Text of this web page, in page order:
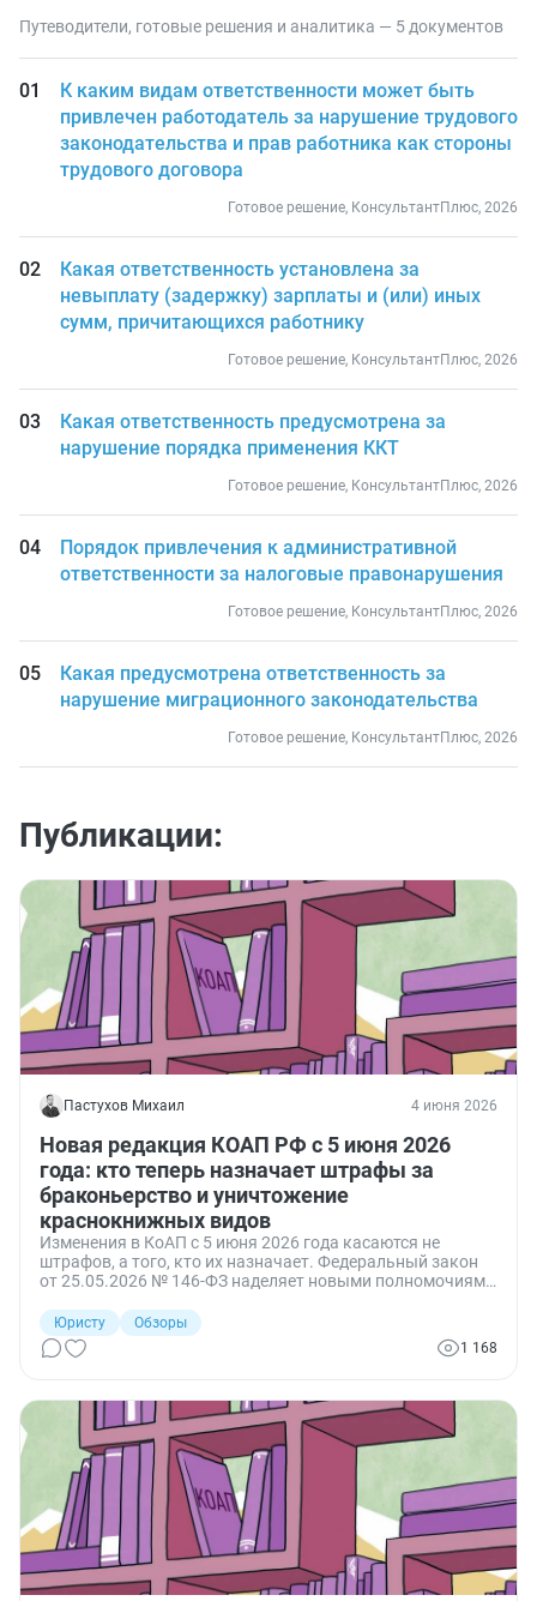
Путеводители, готовые решения и аналитика — 5 документов
К каким видам ответственности может быть
привлечен работодатель за нарушение трудового
законодательства и прав работника как стороны
трудового договора
Готовое решение, КонсультантПлюс, 2026
Какая ответственность установлена за
невыплату (задержку) зарплаты и (или) иных
сумм, причитающихся работнику
Готовое решение, КонсультантПлюс, 2026
Какая ответственность предусмотрена за
нарушение порядка применения ККТ
Готовое решение, КонсультантПлюс, 2026
Порядок привлечения к административной
ответственности за налоговые правонарушения
Готовое решение, КонсультантПлюс, 2026
Какая предусмотрена ответственность за
нарушение миграционного законодательства
Готовое решение, КонсультантПлюс, 2026
Публикации:
Пастухов Михаил 4 июня 2026
Новая редакция КОАП РФ с 5 июня 2026
года: кто теперь назначает штрафы за
браконьерство и уничтожение
краснокнижных видов
Изменения в КоАП с 5 июня 2026 года касаются не
штрафов, а того, кто их назначает. Федеральный закон
от 25.05.2026 № 146-ФЗ наделяет новыми полномочиями
Росрыболовства. Рассказываем, что изменится для
бизнеса и граждан в сфере административной
ответственности за нарушения окружающей среды.
Юристу
Обзоры
1 168